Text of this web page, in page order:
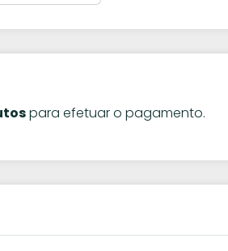
para efetuar o pagamento.